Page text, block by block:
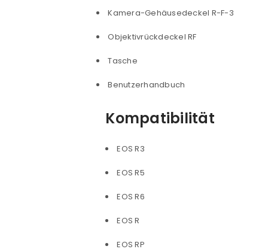
PASSWORT VERGESSEN?
Kamera-Gehäusedeckel R-F-3
Objektivrückdeckel RF
Tasche
Benutzerhandbuch
Kompatibilität
EOS R3
EOS R5
EOS R6
EOS R
EOS RP